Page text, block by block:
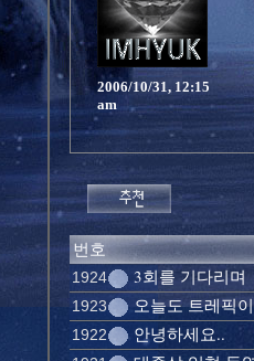
2006/10/31, 12:15
am
번호
1924 3회를 기다리며
1923 오늘도 트레픽
1922 안녕하세요..